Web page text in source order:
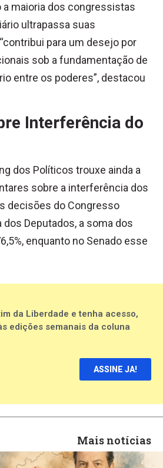
a maioria dos congressistas
ultrapassa suas
para um desejo por
sob a fundamentação de
entre os poderes”, destacou
Interferência do
dos Políticos trouxe ainda a
sobre a interferência dos
decisões do Congresso
dos Deputados, a soma dos
enquanto no Senado esse
da Liberdade e tenha acesso,
edições semanais da coluna
ASSINE JA!
Mais notícias